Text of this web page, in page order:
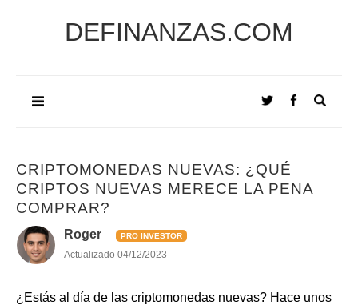
DEFINANZAS.COM
CRIPTOMONEDAS NUEVAS: ¿QUÉ
CRIPTOS NUEVAS MERECE LA PENA
COMPRAR?
Roger PRO INVESTOR
Actualizado 04/12/2023
¿Estás al día de las criptomonedas nuevas? Hace unos